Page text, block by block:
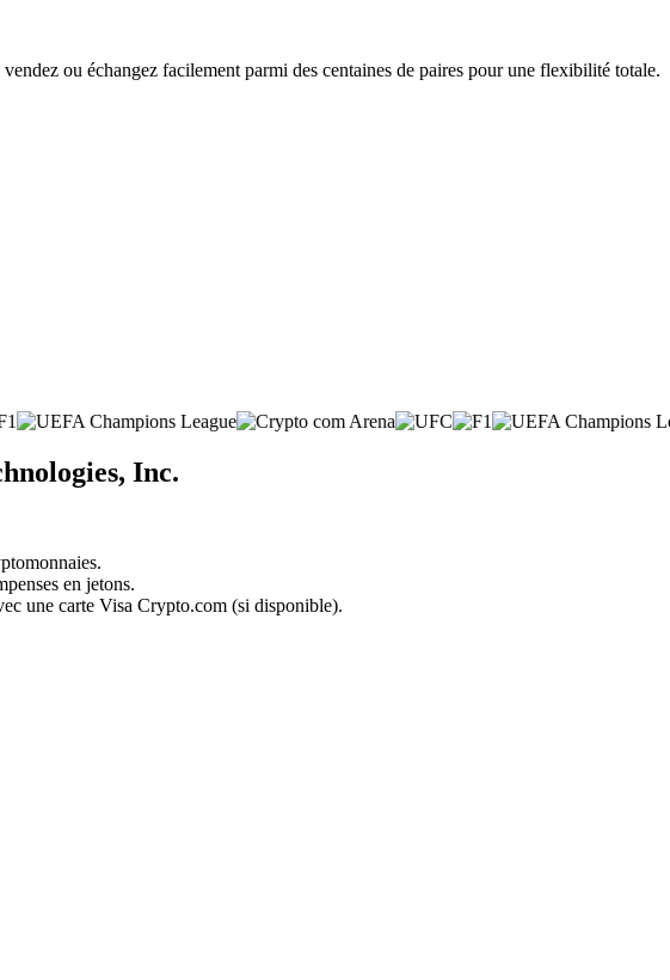
ou échangez facilement parmi des centaines de paires pour une flexibilité totale.
Inc.
en jetons.
une carte Visa Crypto.com (si disponible).